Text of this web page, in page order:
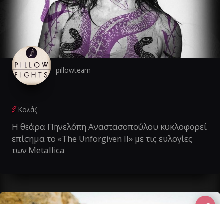
pillowteam
Κολάζ
Η θεάρα Πηνελόπη Αναστασοπούλου κυκλοφορεί
επίσημα το «The Unforgiven II» με τις ευλογίες
των Metallica